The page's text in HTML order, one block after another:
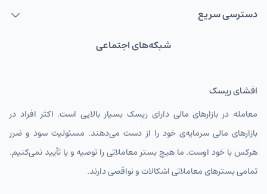
دسترسی سریع
شبکه‌های اجتماعی
افشای ریسک
معامله در بازارهای مالی دارای ریسک بسیار بالایی است. اکثر افراد در
بازارهای مالی سرمایه‌ی خود را از دست می‌دهند. مسئولیت سود و ضرر
هرکس با خود اوست. ما هیچ بستر معاملاتی را توصیه و یا تأیید نمی‌کنیم.
تمامی بسترهای معاملاتی اشکالات و نواقصی دارند.